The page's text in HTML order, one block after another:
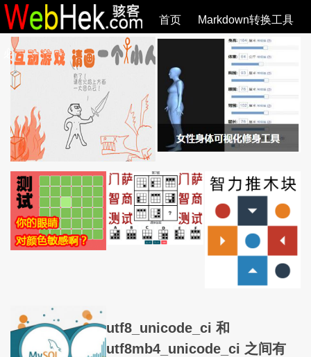
首页 Markdown转换工具
必观作品 SVG教程 SVG手册 全部文章
utf8_unicode_ci 和
utf8mb4_unicode_ci 之间有